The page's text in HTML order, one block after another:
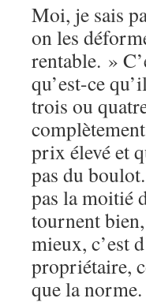
Moi, je sais
on les
rentable. »
qu’est-ce
trois ou
prix élevé et
pas du
pas la moitié
tournent
mieux, c’est
propriétaire,
que la